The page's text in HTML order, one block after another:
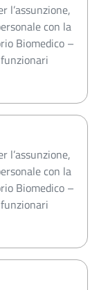
l’assunzione,
con la
Biomedico –
l’assunzione,
con la
Biomedico –